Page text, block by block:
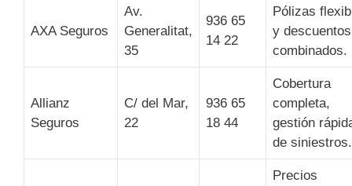
AXA Seguros
Av.
Generalitat,
35
936 65
14 22
Pólizas
y descuentos
combinados.
Allianz
Seguros
C/ del Mar,
22
936 65
18 44
Cobertura
completa,
gestión
de siniestros.
Precios